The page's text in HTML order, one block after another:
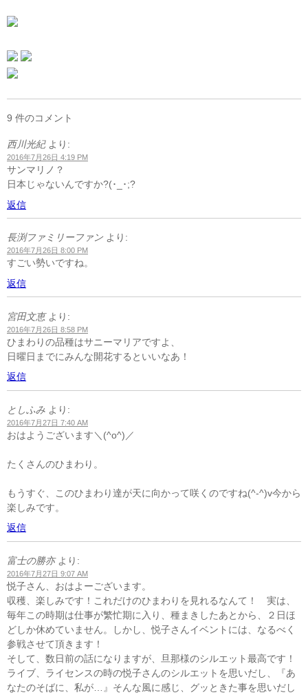
9 件のコメント
西川光紀 より:
2016年7月26日 4:19 PM
サンマリノ？
日本じゃないんですか?(･_･;?
返信
長渕ファミリーファン より:
2016年7月26日 8:00 PM
すごい勢いですね。
返信
宮田文恵 より:
2016年7月26日 8:58 PM
ひまわりの品種はサニーマリアですよ、
日曜日までにみんな開花するといいなあ！
返信
としふみ より:
2016年7月27日 7:40 AM
おはようございます＼(^o^)／
たくさんのひまわり。
もうすぐ、このひまわり達が天に向かって咲くのですね(^-^)v今から
楽しみです。
返信
富士の勝亦 より:
2016年7月27日 9:07 AM
悦子さん、おはよーございます。
収穫、楽しみです！これだけのひまわりを見れるなんて！ 実は、
毎年この時期は仕事が繁忙期に入り、種まきしたあとから、２日ほ
どしか休めていません。しかし、悦子さんイベントには、なるべく
参戦させて頂きます！
そして、数日前の話になりますが、旦那様のシルエット最高です！
ライブ、ライセンスの時の悦子さんのシルエットを思いだし、『あ
なたのそばに、私が…』そんな風に感じ、グッときた事を思いだし